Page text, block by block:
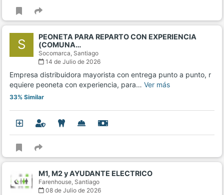
S
PEONETA PARA REPARTO CON EXPERIENCIA
(COMUNA…
Socomarca, Santiago
14 de Julio de 2026
Empresa distribuidora mayorista con entrega punto a punto, r
equiere peoneta con experiencia, para… Ver más
33% Similar
M1, M2 y AYUDANTE ELECTRICO
Farenhouse, Santiago
08 de Julio de 2026